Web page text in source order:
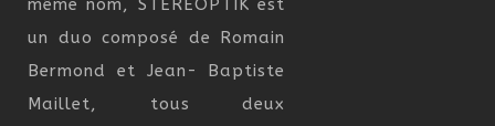
même nom, STEREOPTIK est
un duo composé de Romain
Bermond et Jean- Baptiste
Maillet, tous deux